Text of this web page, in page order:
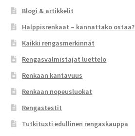
Blogi & artikkelit
Halppisrenkaat – kannattako ostaa?
Kaikki rengasmerkinnät
Rengasvalmistajat luettelo
Renkaan kantavuus
Renkaan nopeusluokat
Rengastestit
Tutkitusti edullinen rengaskauppa